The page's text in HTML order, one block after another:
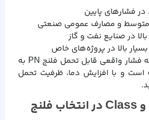
باید توجه داشت که فشار واقعی قابل تحمل فلنج PN به
است و با افزایش دما، ظرفیت تحمل